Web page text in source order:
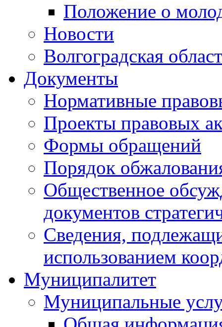
Положение о
Новости
Волгоградская
Документы
Нормативные
Проекты правовых
Формы обращений
Порядок
Общественное
документов
Сведения,
использованием
Муниципалитет
Муниципальные